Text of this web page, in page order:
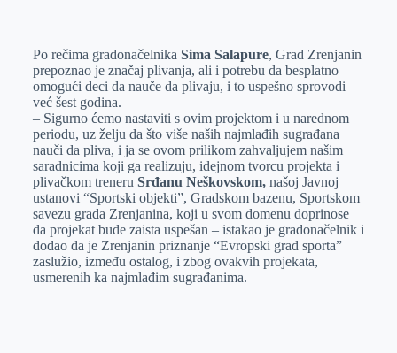
Po rečima gradonačelnika Sima Salapure, Grad Zrenjanin
prepoznao je značaj plivanja, ali i potrebu da besplatno
omogući deci da nauče da plivaju, i to uspešno sprovodi
već šest godina.
– Sigurno ćemo nastaviti s ovim projektom i u narednom
periodu, uz želju da što više naših najmlađih sugrađana
nauči da pliva, i ja se ovom prilikom zahvaljujem našim
saradnicima koji ga realizuju, idejnom tvorcu projekta i
plivačkom treneru Srđanu Neškovskom,našoj Javnoj
ustanovi “Sportski objekti”, Gradskom bazenu, Sportskom
savezu grada Zrenjanina, koji u svom domenu doprinose
da projekat bude zaista uspešan – istakao je gradonačelnik i
dodao da je Zrenjanin priznanje “Evropski grad sporta”
zaslužio, između ostalog, i zbog ovakvih projekata,
usmerenih ka najmlađim sugrađanima.